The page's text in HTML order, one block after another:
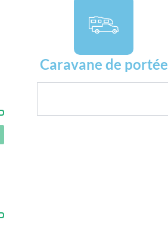
Caravane de portée